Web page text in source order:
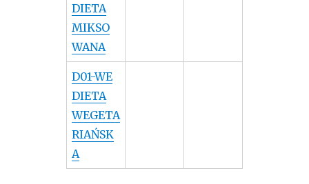
DIETA
MIKSO
WANA
D01-WE
DIETA
WEGETA
RIAŃSK
A